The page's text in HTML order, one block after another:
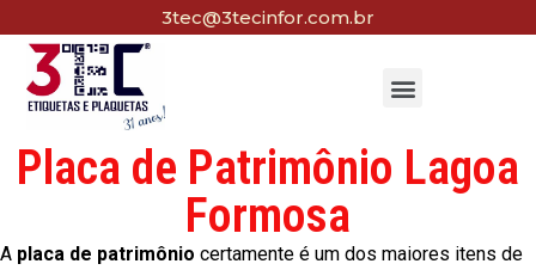
3tec@3tecinfor.com.br
Placa de Patrimônio Lagoa
Formosa
A placa de patrimônio certamente é um dos maiores itens de